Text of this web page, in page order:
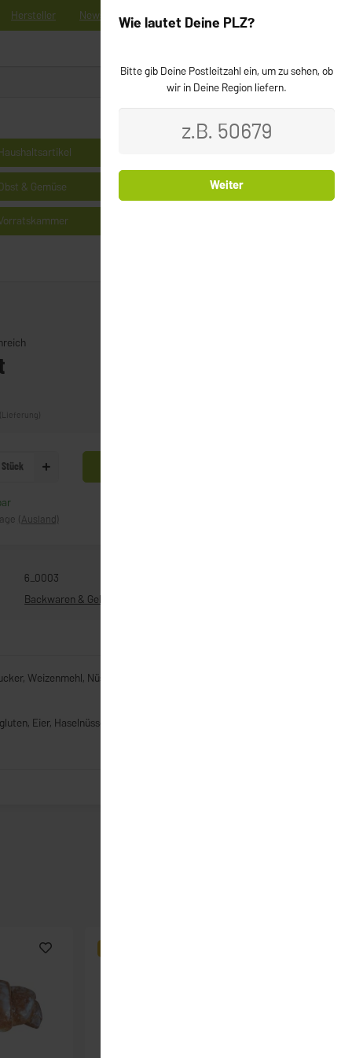
Hersteller News Registrieren Kontakt
0
& Gemüse Milchprodukte & Käse
(Lieferung)
Stück
(Ausland)
6_0003
Backwaren & Gebäck
Weizenmehl, Nüsse, Eiweiß, Konfitüre, kakaohaltige
Eier, Haselnüsse
Wie lautet Deine PLZ?
Bitte gib Deine Postleitzahl ein, um zu sehen, ob
wir in Deine Region liefern.
Weiter